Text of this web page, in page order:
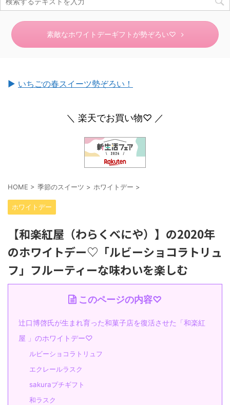
素敵なホワイトデーギフトが勢ぞろい♡
► いちごの春スイーツ勢ぞろい！
＼ 楽天でお買い物♡ ／
HOME > 季節のスイーツ > ホワイトデー >
ホワイトデー
【和楽紅屋（わらくべにや）】の2020年
のホワイトデー♡「ルビーショコラトリュ
フ」フルーティーな味わいを楽しむ
このページの内容♡
辻口博啓氏が生まれ育った和菓子店を復活させた「和楽紅
屋 」のホワイトデー♡
ルビーショコラトリュフ
エクレールラスク
sakuraプチギフト
和ラスク